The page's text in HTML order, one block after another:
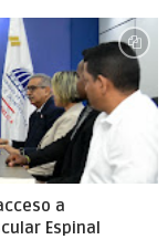
a
Espinal